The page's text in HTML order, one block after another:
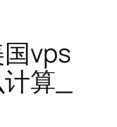
vps
算_